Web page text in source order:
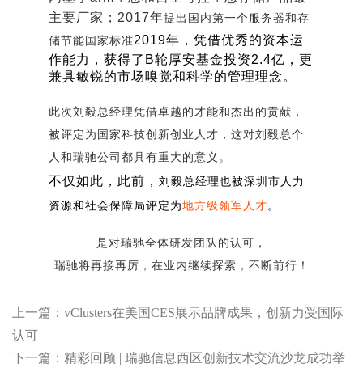
主要厂家；2017年提出国内第一个服务器和存
储节能国家标准2019年，凭借优秀的资本运
作能力，获得了B轮厚安基金投资2.4亿，更
兼具敏锐的市场嗅觉和科学的管理理念。
此次刘毅总经理凭借卓越的才能和杰出的贡献，
被评定为国家科技创新创业人才 ，这对刘毅总个
人和瑞驰公司都具有重大的意义。
不仅如此，此前 ， 刘毅总经理也被深圳市人力
资源和社会保障局评定为地方级领军人才。
是对瑞驰全体研发团队的认可，
瑞驰将再接再厉，在业内继续探索，不断前行！
上一篇：vClusters在美国CES展示品牌成果，创新力受国际
认可
下一篇：精彩回顾 | 瑞驰信息西区创新技术交流沙龙成功举